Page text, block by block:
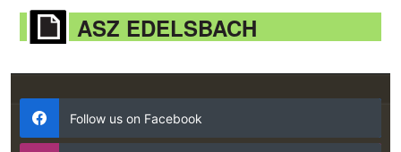
ASZ EDELSBACH
Follow us on Facebook